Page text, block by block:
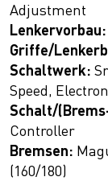
Adjustment
Lenkervorbau:
Griffe/
Schaltwerk:
Speed,
Schalt/
Controller
Bremsen:
(160/180)